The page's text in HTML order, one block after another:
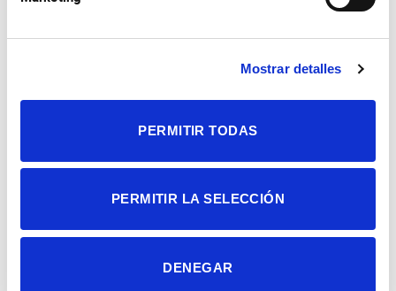
Mostrar detalles
PERMITIR TODAS
PERMITIR LA SELECCIÓN
DENEGAR
Consejo Superior de Investigaciones Científicas
Campus de San Juan | Sant Joan d’Alacant
Contacto
Tel. + 34 965 23 37 00